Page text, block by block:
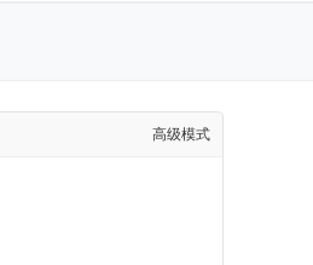
高级模式